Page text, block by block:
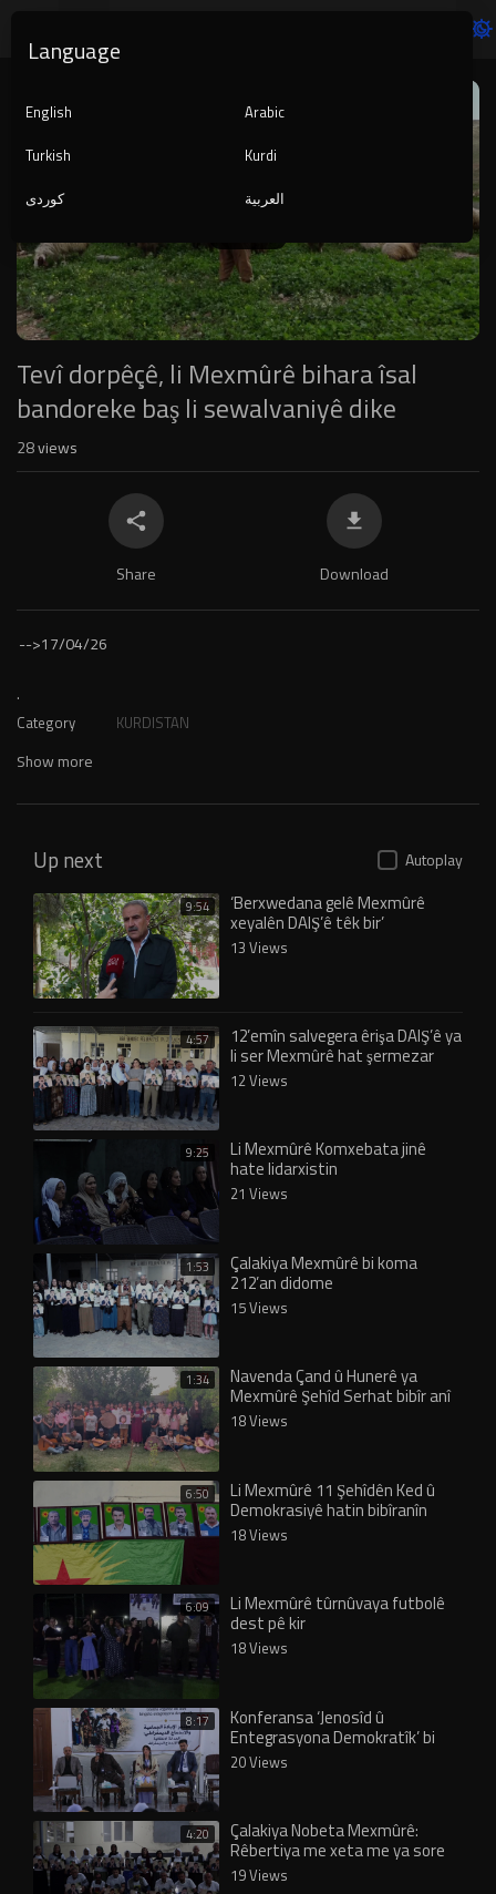
Player
auto
Tevî dorpêçê, li Mexmûrê bihara îsal
bandoreke baş li sewalvaniyê dike
28views
Share Download
-->17/04/26
.
Category KURDISTAN
Show more
Up next Autoplay
9:54 ‘Berxwedana gelê Mexmûrê
xeyalên DAIŞ’ê têk bir’
13 Views
4:57 12’emîn salvegera êrişa DAIŞ’ê ya
li ser Mexmûrê hat şermezar
kirin
12 Views
9:25 Li Mexmûrê Komxebata jinê
hate lidarxistin
21 Views
1:53 Çalakiya Mexmûrê bi koma
212’an didome
15 Views
1:34 Navenda Çand û Hunerê ya
Mexmûrê Şehîd Serhat bibîr anî
18 Views
6:50 Li Mexmûrê 11 Şehîdên Ked û
Demokrasiyê hatin bibîranîn
18 Views
6:09 Li Mexmûrê tûrnûvaya futbolê
dest pê kir
18 Views
8:17 Konferansa ‘Jenosîd û
Entegrasyona Demokratîk’ bi
panela yekemîn dewam dike
20 Views
4:20 Çalakiya Nobeta Mexmûrê:
Rêbertiya me xeta me ya sore
19 Views
Language
English
Arabic
Turkish
Kurdi
کوردی
العربية